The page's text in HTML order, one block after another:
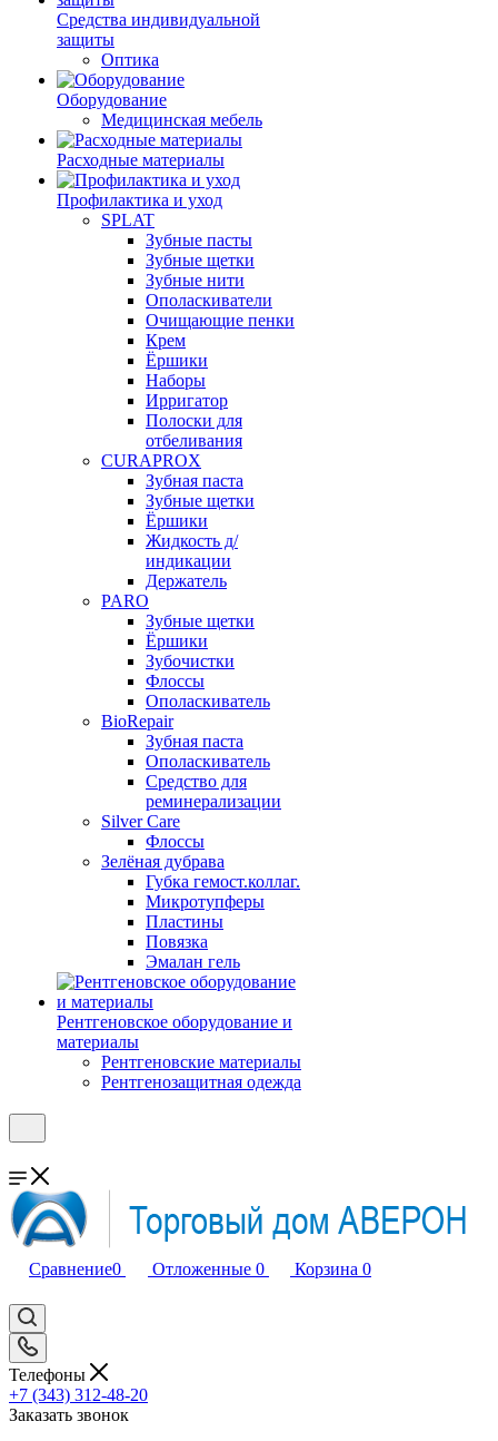
Средства индивидуальной
защиты
Оптика
Оборудование
Медицинская мебель
Расходные материалы
Профилактика и уход
SPLAT
Зубные пасты
Зубные щетки
Зубные нити
Ополаскиватели
Очищающие пенки
Крем
Ёршики
Наборы
Ирригатор
Полоски для
отбеливания
CURAPROX
Зубная паста
Зубные щетки
Ёршики
Жидкость д/
индикации
Держатель
PARO
Зубные щетки
Ёршики
Зубочистки
Флоссы
Ополаскиватель
BioRepair
Зубная паста
Ополаскиватель
Средство для
реминерализации
Silver Care
Флоссы
Зелёная дубрава
Губка гемост.коллаг.
Микротупферы
Пластины
Повязка
Эмалан гель
Рентгеновское оборудование и
материалы
Рентгеновские материалы
Рентгенозащитная одежда
Сравнение0 Отложенные 0 Корзина 0
Телефоны
+7 (343) 312-48-20
Заказать звонок